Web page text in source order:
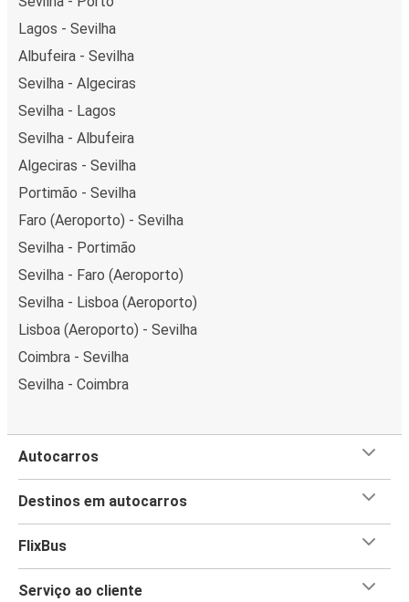
Lagos - Sevilha
Albufeira - Sevilha
Sevilha - Algeciras
Sevilha - Lagos
Sevilha - Albufeira
Algeciras - Sevilha
Portimão - Sevilha
Faro (Aeroporto) - Sevilha
Sevilha - Portimão
Sevilha - Faro (Aeroporto)
Sevilha - Lisboa (Aeroporto)
Lisboa (Aeroporto) - Sevilha
Coimbra - Sevilha
Sevilha - Coimbra
Autocarros
Destinos em autocarros
FlixBus
Serviço ao cliente